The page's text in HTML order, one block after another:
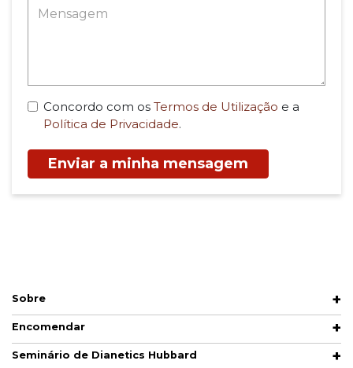
Concordo com os Termos de Utilização e a
Política de Privacidade.
Enviar a minha mensagem
Sobre
Encomendar
Seminário de Dianetics Hubbard